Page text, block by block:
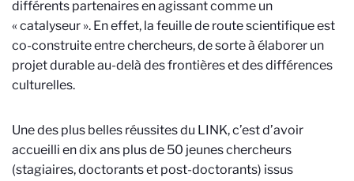
différents partenaires en agissant comme un
« catalyseur ». En effet, la feuille de route scientifique est
co-construite entre chercheurs, de sorte à élaborer un
projet durable au-delà des frontières et des différences
culturelles.
Une des plus belles réussites du LINK, c’est d’avoir
accueilli en dix ans plus de 50 jeunes chercheurs
(stagiaires, doctorants et post-doctorants) issus